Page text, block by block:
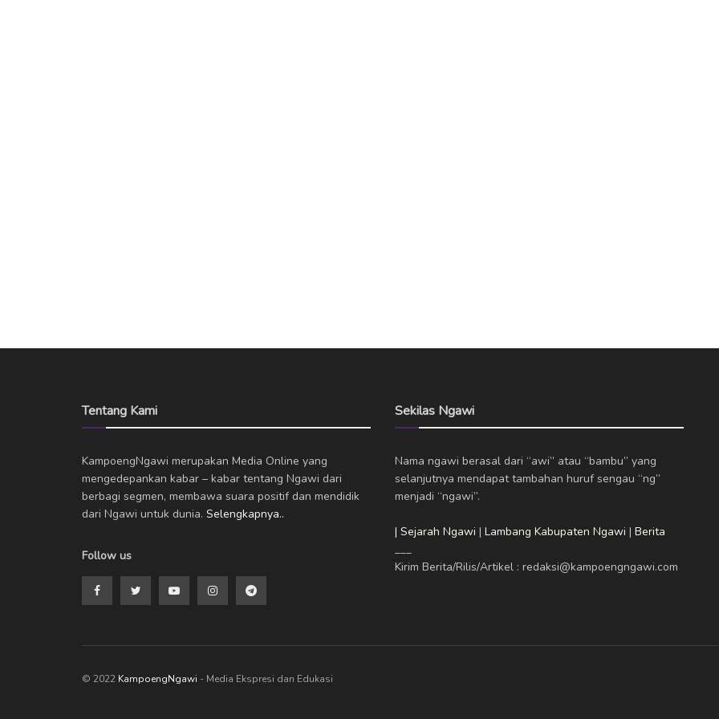
Tentang Kami
KampoengNgawi merupakan Media Online yang
mengedepankan kabar – kabar tentang Ngawi dari
berbagi segmen, membawa suara positif dan mendidik
dari Ngawi untuk dunia. Selengkapnya..
Follow us
Sekilas Ngawi
Nama ngawi berasal dari “awi” atau “bambu” yang
selanjutnya mendapat tambahan huruf sengau “ng”
menjadi “ngawi”.
| Sejarah Ngawi | Lambang Kabupaten Ngawi | Berita
Kirim Berita/Rilis/Artikel : redaksi@kampoengngawi.com
© 2022 KampoengNgawi - Media Ekspresi dan Edukasi